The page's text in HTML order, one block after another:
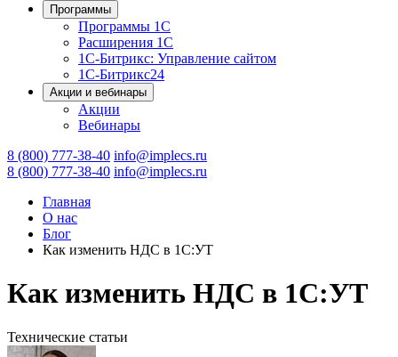
Программы
Программы 1С
Расширения 1С
1С-Битрикс: Управление сайтом
1С-Битрикс24
Акции и вебинары
Акции
Вебинары
8 (800) 777-38-40 info@implecs.ru
8 (800) 777-38-40 info@implecs.ru
Главная
О нас
Блог
Как изменить НДС в 1С:УТ
Как изменить НДС в 1С:УТ
Технические статьи